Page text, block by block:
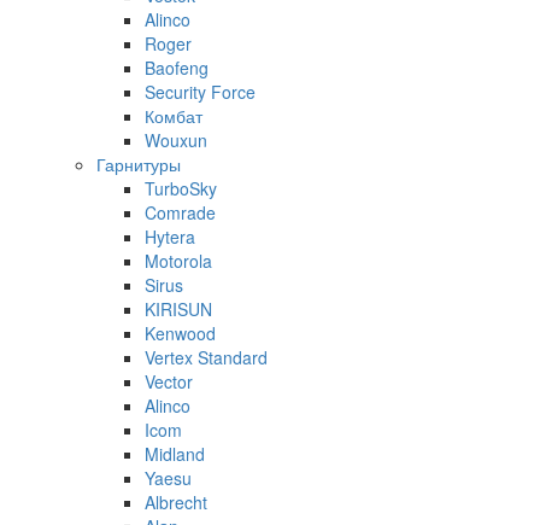
Alinco
Roger
Baofeng
Security Force
Комбат
Wouxun
Гарнитуры
TurboSky
Comrade
Hytera
Motorola
Sirus
KIRISUN
Kenwood
Vertex Standard
Vector
Alinco
Icom
Midland
Yaesu
Albrecht